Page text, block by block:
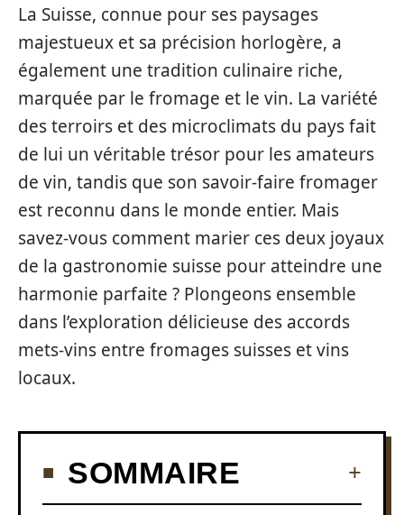
La Suisse, connue pour ses paysages
majestueux et sa précision horlogère, a
également une tradition culinaire riche,
marquée par le fromage et le vin. La variété
des terroirs et des microclimats du pays fait
de lui un véritable trésor pour les amateurs
de vin, tandis que son savoir-faire fromager
est reconnu dans le monde entier. Mais
savez-vous comment marier ces deux joyaux
de la gastronomie suisse pour atteindre une
harmonie parfaite ? Plongeons ensemble
dans l’exploration délicieuse des accords
mets-vins entre fromages suisses et vins
locaux.
SOMMAIRE